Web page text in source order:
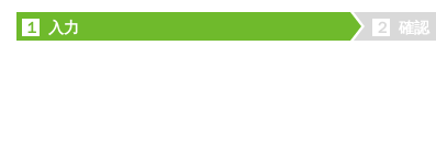
１ 入力 ２ 確認